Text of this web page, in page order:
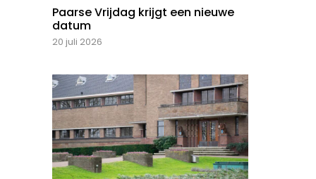
Paarse Vrijdag krijgt een nieuwe
datum
20 juli 2026